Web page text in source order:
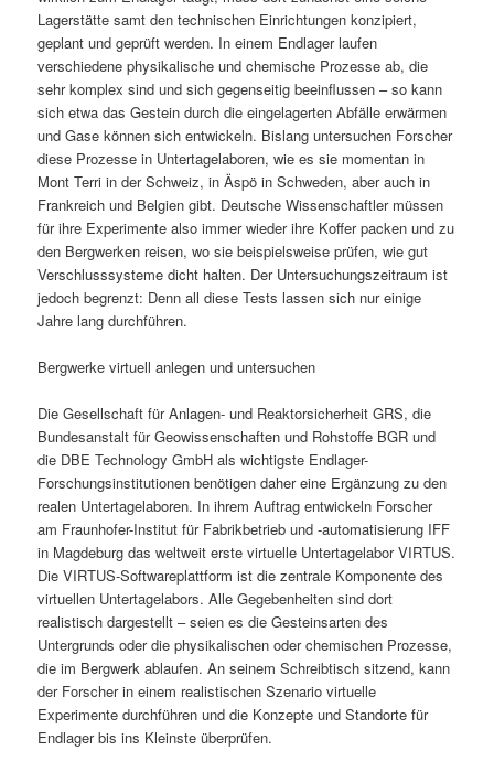
Lagerstätte samt den technischen Einrichtungen konzipiert,
geplant und geprüft werden. In einem Endlager laufen
verschiedene physikalische und chemische Prozesse ab, die
sehr komplex sind und sich gegenseitig beeinflussen – so kann
sich etwa das Gestein durch die eingelagerten Abfälle erwärmen
und Gase können sich entwickeln. Bislang untersuchen Forscher
diese Prozesse in Untertagelaboren, wie es sie momentan in
Mont Terri in der Schweiz, in Äspö in Schweden, aber auch in
Frankreich und Belgien gibt. Deutsche Wissenschaftler müssen
für ihre Experimente also immer wieder ihre Koffer packen und zu
den Bergwerken reisen, wo sie beispielsweise prüfen, wie gut
Verschlusssysteme dicht halten. Der Untersuchungszeitraum ist
jedoch begrenzt: Denn all diese Tests lassen sich nur einige
Jahre lang durchführen.
Bergwerke virtuell anlegen und untersuchen
Die Gesellschaft für Anlagen- und Reaktorsicherheit GRS, die
Bundesanstalt für Geowissenschaften und Rohstoffe BGR und
die DBE Technology GmbH als wichtigste Endlager-
Forschungsinstitutionen benötigen daher eine Ergänzung zu den
realen Untertagelaboren. In ihrem Auftrag entwickeln Forscher
am Fraunhofer-Institut für Fabrikbetrieb und -automatisierung IFF
in Magdeburg das weltweit erste virtuelle Untertagelabor VIRTUS.
Die VIRTUS-Softwareplattform ist die zentrale Komponente des
virtuellen Untertagelabors. Alle Gegebenheiten sind dort
realistisch dargestellt – seien es die Gesteinsarten des
Untergrunds oder die physikalischen oder chemischen Prozesse,
die im Bergwerk ablaufen. An seinem Schreibtisch sitzend, kann
der Forscher in einem realistischen Szenario virtuelle
Experimente durchführen und die Konzepte und Standorte für
Endlager bis ins Kleinste überprüfen.